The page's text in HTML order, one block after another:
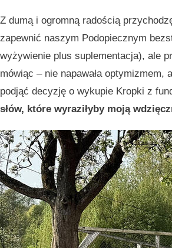
Z dumą i ogromną radością
zapewnić naszym Podopiecznym
wyżywienie plus suplementacja), ale
mówiąc – nie napawała
podjąć decyzję o wykupie Kropki z
słów, które wyraziłyby moją